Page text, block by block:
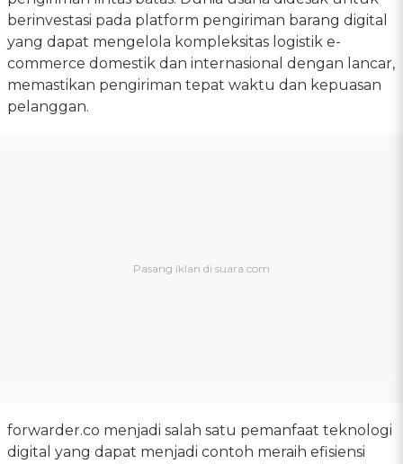
berinvestasi pada platform pengiriman barang digital
yang dapat mengelola kompleksitas logistik e-
commerce domestik dan internasional dengan lancar,
memastikan pengiriman tepat waktu dan kepuasan
pelanggan.
forwarder.co menjadi salah satu pemanfaat teknologi
digital yang dapat menjadi contoh meraih efisiensi